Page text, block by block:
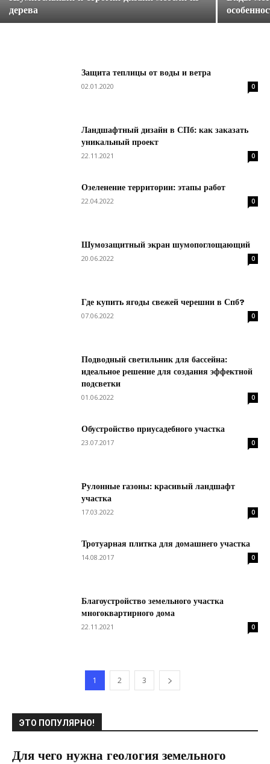
дерева
Защита теплицы от воды и ветра
02.01.2020 0
Ландшафтный дизайн в СПб: как заказать
уникальный проект
22.11.2021 0
Озеленение территории: этапы работ
22.04.2022 0
Шумозащитный экран шумопоглощающий
20.06.2022 0
Где купить ягоды свежей черешни в Спб?
07.06.2022 0
Подводный светильник для бассейна:
идеальное решение для создания эффектной
подсветки
01.06.2022 0
Обустройство приусадебного участка
23.07.2017 0
Рулонные газоны: красивый ландшафт
участка
17.03.2022 0
Тротуарная плитка для домашнего участка
14.08.2017 0
Благоустройство земельного участка
многоквартирного дома
22.11.2021 0
1 2 3
ЭТО ПОПУЛЯРНО!
Для чего нужна геология земельного